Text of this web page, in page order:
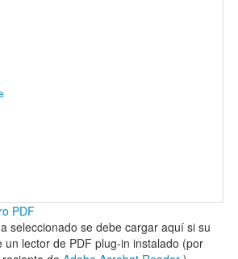
PDF
seleccionado se debe cargar aquí si su
un lector de PDF plug-in instalado (por